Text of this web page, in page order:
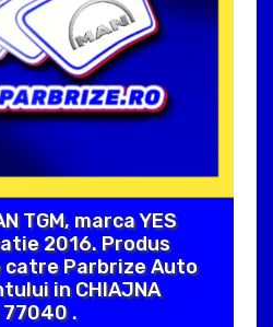
TGM, marca YES
2016. Produs
Parbrize Auto
in CHIAJNA
77040 .